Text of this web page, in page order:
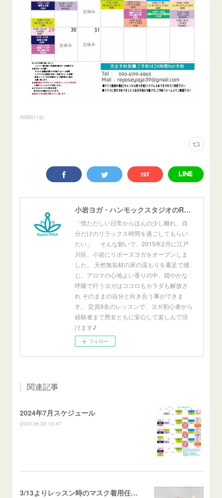
ANRI(119)
小岩ヨガ・ハンモックスタジオのReposeYoga小岩
「慌ただしい日常からほんの少し離れ、自
分だけのリラックス時間を過ごしてもらい
たい」 そんな願いで、2015年2月に江戸
川区、小岩にリポーズヨガをオープンしま
した。 天然無垢材の床の温もりを素足で感
じ、アロマの心地よい香りの中、穏やかな
呼吸で行うヨガはココロもカラダも解放さ
れ そのままの自分と向き合う事ができま
す。 定員9名のレッスンで、ヨガ初心者から
経験者まで男女ともに安心して楽しんで頂
けます♪
フォロー
関連記事
2024年7月スケジュール
2024.06.22 10:47
3/13よりレッスン時のマスク着用任意のお知らせ